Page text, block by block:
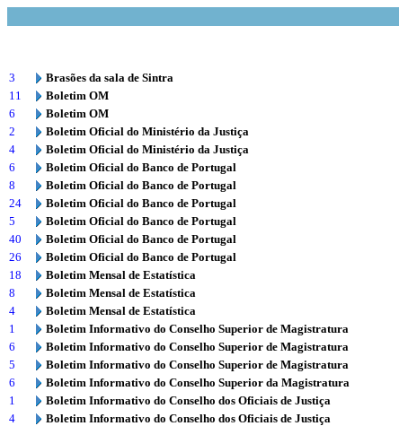
3
Brasões da sala de Sintra
11
Boletim OM
6
Boletim OM
2
Boletim Oficial do Ministério da Justiça
4
Boletim Oficial do Ministério da Justiça
6
Boletim Oficial do Banco de Portugal
8
Boletim Oficial do Banco de Portugal
24
Boletim Oficial do Banco de Portugal
5
Boletim Oficial do Banco de Portugal
40
Boletim Oficial do Banco de Portugal
26
Boletim Oficial do Banco de Portugal
18
Boletim Mensal de Estatística
8
Boletim Mensal de Estatística
4
Boletim Mensal de Estatística
1
Boletim Informativo do Conselho Superior de Magistratura
6
Boletim Informativo do Conselho Superior de Magistratura
5
Boletim Informativo do Conselho Superior de Magistratura
6
Boletim Informativo do Conselho Superior da Magistratura
1
Boletim Informativo do Conselho dos Oficiais de Justiça
4
Boletim Informativo do Conselho dos Oficiais de Justiça